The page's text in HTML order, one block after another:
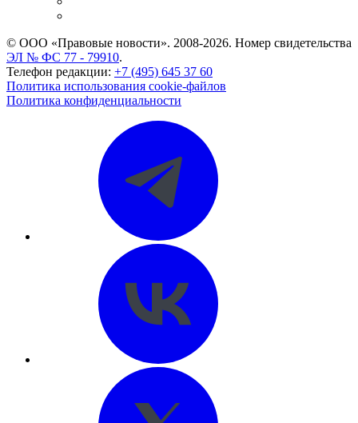
© ООО «Правовые новости». 2008-2026. Номер свидетельства
ЭЛ № ФС 77 - 79910.
Телефон редакции: +7 (495) 645 37 60
Политика использования cookie-файлов
Политика конфиденциальности